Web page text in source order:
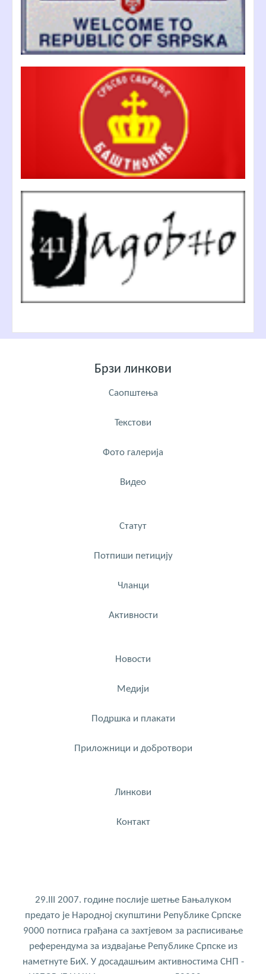
Брзи линкови
Саопштења
Текстови
Фото галерија
Видео
Статут
Потпиши петицију
Чланци
Активности
Новости
Медији
Подршка и плакати
Приложници и добротвори
Линкови
Контакт
29.III 2007. године послије шетње Бањалуком
предато је Народној скупштини Републике Српске
9000 потписа грађана са захтјевом за расписивање
референдума за издвајање Републике Српске из
наметнуте БиХ. У досадашњим активностима СНП -